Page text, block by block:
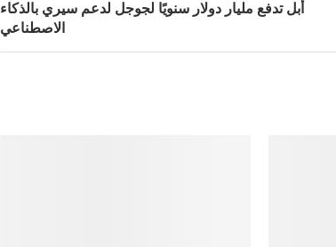
أبل تدفع مليار دولار سنويًا لجوجل لدعم سيري بالذكاء
الاصطناعي